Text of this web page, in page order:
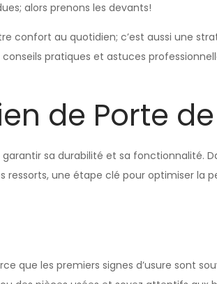
alors prenons les devants!
confort au quotidien; c’est aussi une
pratiques et astuces
de Porte
sa durabilité et sa fonctionnalité.
une étape clé pour optimiser la
que les premiers signes d’usure sont